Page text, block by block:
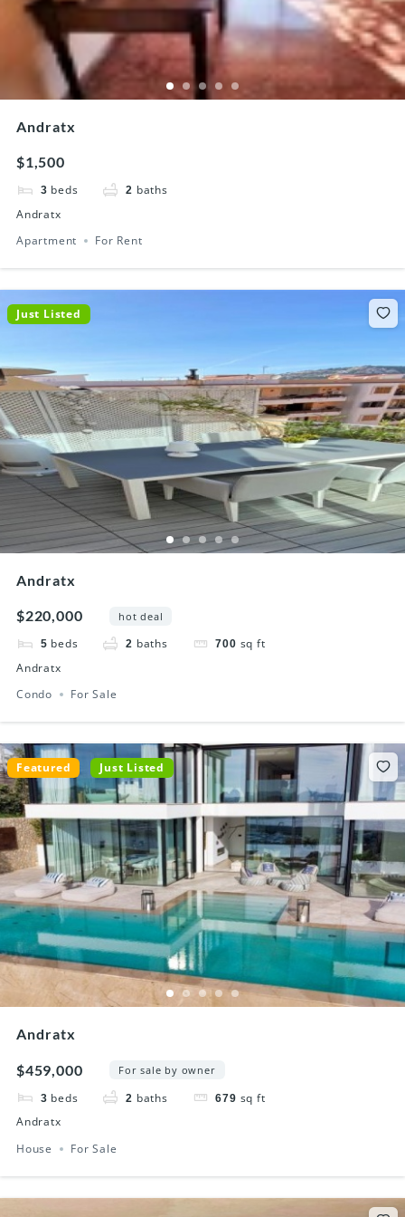
Andratx
$1,500
3 beds 2 baths
Andratx
Apartment
For Rent
Just Listed
Andratx
$220,000 hot deal
5 beds 2 baths 700 sq ft
Andratx
Condo
For Sale
Featured Just Listed
Andratx
$459,000 For sale by owner
3 beds 2 baths 679 sq ft
Andratx
House
For Sale